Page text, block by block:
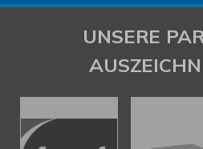
UNSERE